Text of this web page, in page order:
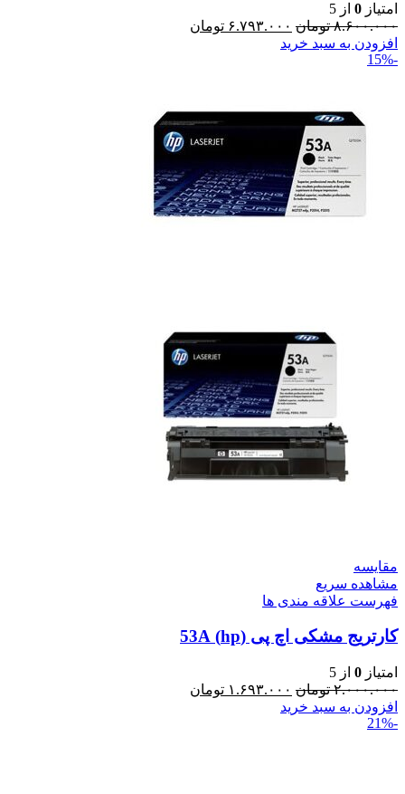
امتیاز 0 از 5
۸.۶۰۰.۰۰۰ تومان ۶.۷۹۳.۰۰۰ تومان
افزودن به سبد خرید
-15%
مقایسه
مشاهده سریع
فهرست علاقه مندی ها
کارتریج مشکی اچ پی (hp) 53A
امتیاز 0 از 5
۲.۰۰۰.۰۰۰ تومان ۱.۶۹۳.۰۰۰ تومان
افزودن به سبد خرید
-21%